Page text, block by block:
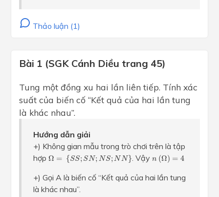
Thảo luận (1)
Bài 1 (SGK Cánh Diều trang 45)
Tung một đồng xu hai lần liên tiếp. Tính xác
suất của biến cố “Kết quả của hai lần tung
là khác nhau”.
Hướng dẫn giải
+) Không gian mẫu trong trò chơi trên là tập
hợp Ω = { SS; SN ; N S;N N }
Ω S;SN ;NS; NN} . Vậy n (Ω) = 4
n Ω)=
+) Gọi A là biến cố “Kết quả của hai lần tung
là khác nhau”.